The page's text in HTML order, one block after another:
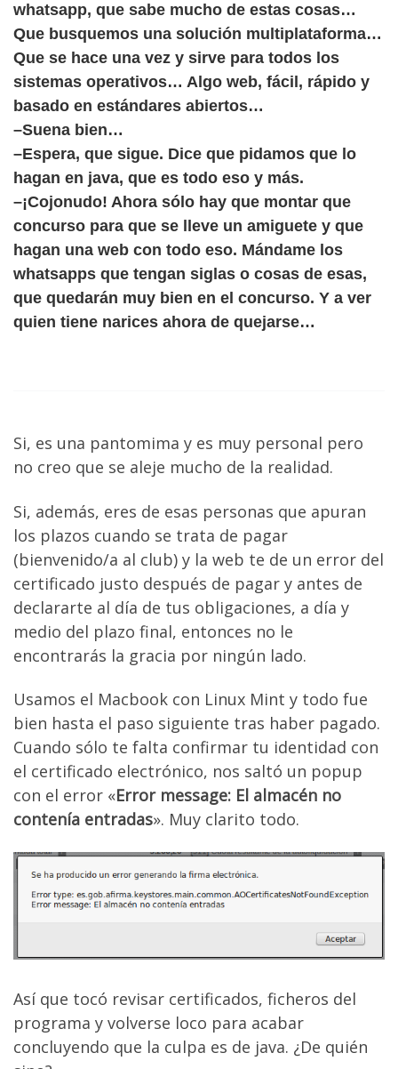
whatsapp, que sabe mucho de estas cosas…
Que busquemos una solución multiplataforma…
Que se hace una vez y sirve para todos los
sistemas operativos… Algo web, fácil, rápido y
basado en estándares abiertos…
–Suena bien…
–Espera, que sigue. Dice que pidamos que lo
hagan en java, que es todo eso y más.
–¡Cojonudo! Ahora sólo hay que montar que
concurso para que se lleve un amiguete y que
hagan una web con todo eso. Mándame los
whatsapps que tengan siglas o cosas de esas,
que quedarán muy bien en el concurso. Y a ver
quien tiene narices ahora de quejarse…
Si, es una pantomima y es muy personal pero
no creo que se aleje mucho de la realidad.
Si, además, eres de esas personas que apuran
los plazos cuando se trata de pagar
(bienvenido/a al club) y la web te de un error del
certificado justo después de pagar y antes de
declararte al día de tus obligaciones, a día y
medio del plazo final, entonces no le
encontrarás la gracia por ningún lado.
Usamos el Macbook con Linux Mint y todo fue
bien hasta el paso siguiente tras haber pagado.
Cuando sólo te falta confirmar tu identidad con
el certificado electrónico, nos saltó un popup
con el error «Error message: El almacén no
contenía entradas». Muy clarito todo.
Así que tocó revisar certificados, ficheros del
programa y volverse loco para acabar
concluyendo que la culpa es de java. ¿De quién